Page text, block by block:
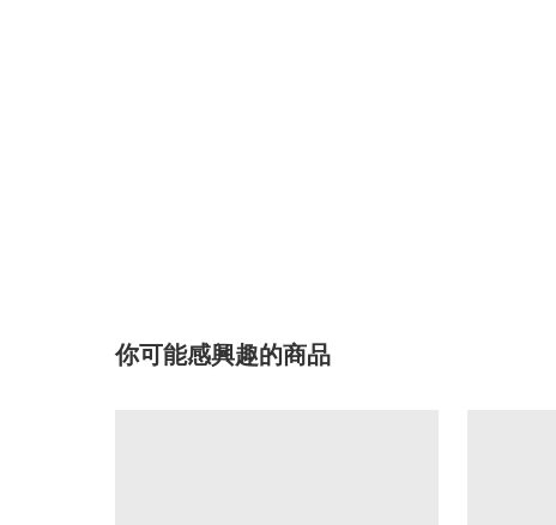
你可能感興趣的商品